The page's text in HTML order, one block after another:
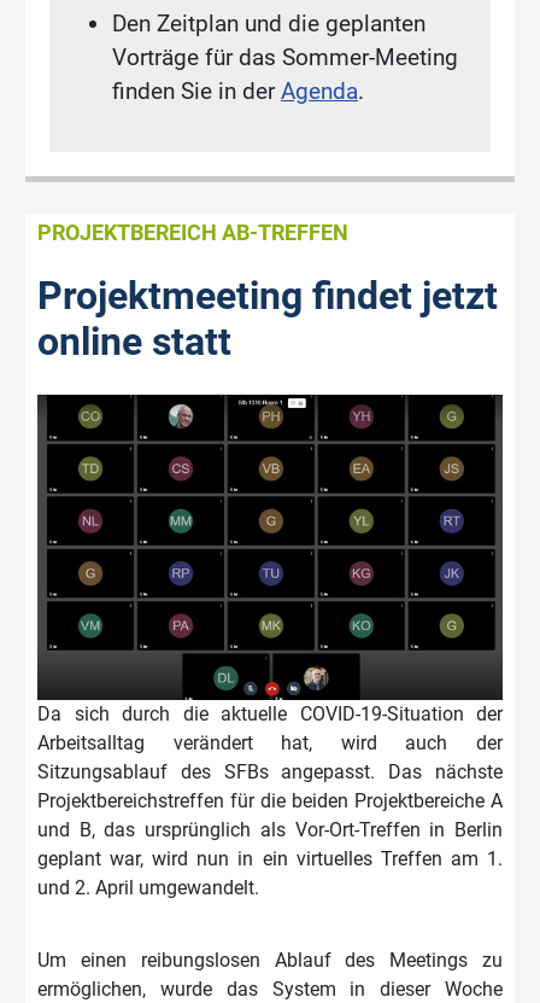
Den Zeitplan und die geplanten
Vorträge für das Sommer-Meeting
finden Sie in derAgenda.
PROJEKTBEREICH AB-TREFFEN
Projektmeeting findet jetzt
online statt
Da sich durch die aktuelle COVID-19-Situation der
Arbeitsalltag verändert hat, wird auch der
Sitzungsablauf des SFBs angepasst. Das nächste
Projektbereichstreffen für die beiden Projektbereiche A
und B, das ursprünglich als Vor-Ort-Treffen in Berlin
geplant war, wird nun in ein virtuelles Treffen am 1.
und 2. April umgewandelt.
Um einen reibungslosen Ablauf des Meetings zu
ermöglichen, wurde das System in dieser Woche